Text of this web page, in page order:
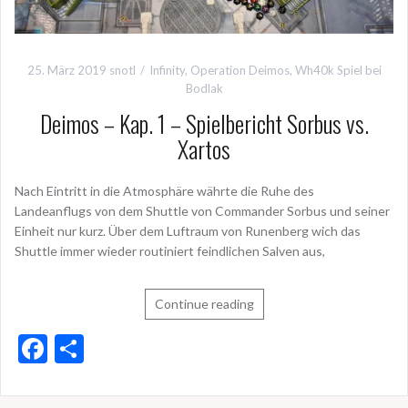
25. März 2019 snotl Infinity, Operation Deimos, Wh40k Spiel bei
Bodlak
Deimos – Kap. 1 – Spielbericht Sorbus vs.
Xartos
Nach Eintritt in die Atmosphäre währte die Ruhe des
Landeanflugs von dem Shuttle von Commander Sorbus und seiner
Einheit nur kurz. Über dem Luftraum von Runenberg wich das
Shuttle immer wieder routiniert feindlichen Salven aus,
Continue reading
F